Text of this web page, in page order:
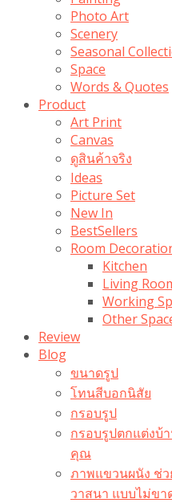
Photo Art
Scenery
Seasonal
Space
Words & Quotes
Product
Art Print
Canvas
ดูสินค้าจริง
Ideas
Picture Set
New In
BestSellers
Room
Kitchen
Living
Working
Other
Review
Blog
ขนาดรูป
โทนสีบอกนิสัย
กรอบรูป
กรอบรูปตกแต่งบ้
คุณ
ภาพแขวนผนัง ช่ว
วาสนา แบบไม่ขา